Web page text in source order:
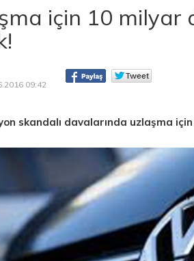
için 10 milyar
09:42
skandalı davalarında uzlaşma